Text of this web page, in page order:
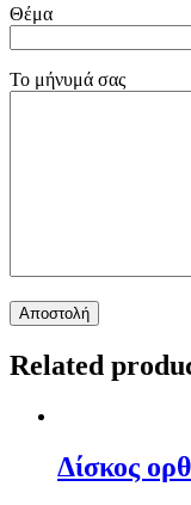
Θέμα
Το μήνυμά σας
Related
Δίσκος